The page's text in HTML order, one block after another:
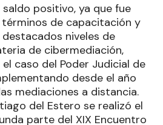
positivo, ya que fue
de capacitación y
niveles de
de cibermediación,
caso del Poder Judicial de
desde el año
mediaciones a distancia.
del Estero se realizó el
parte del XIX Encuentro